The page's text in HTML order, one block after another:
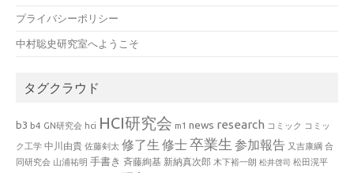
プライバシーポリシー
中村聡史研究室へようこそ
タグクラウド
b3 b4 GN研究会 hci HCI研究会 m1 news research コミック コミッ
ク工学 中川由貴 佐藤剣太 修了生 修士卒業生 参加報告 又吉康綱 合
同研究会 山浦祐明 手書き 斉藤絢基 新納真次郎 木下裕一朗 松井啓司 松田滉平